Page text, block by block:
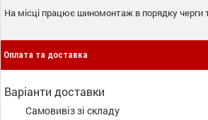
На місці працює шиномонтаж в порядку черги
Оплата та доставка
Варіанти доставки
Самовивіз зі складу